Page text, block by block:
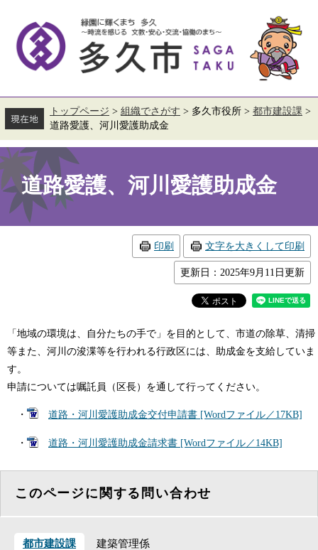
す。
し
て
へ
トップページ > 組織でさがす > 多久市役所 > 都市建設課 >
道路愛護、河川愛護助成金
本
文
道路愛護、河川愛護助成金
印刷 文字を大きくして印刷
更新日：2025年9月11日更新
「地域の環境は、自分たちの手で」を目的として、市道の除草、清掃
等また、河川の浚渫等を行われる行政区には、助成金を支給していま
す。
申請については嘱託員（区長）を通して行ってください。
・ 道路・河川愛護助成金交付申請書 [Wordファイル／17KB]
・ 道路・河川愛護助成金請求書 [Wordファイル／14KB]
このページに関する問い合わせ
都市建設課 建築管理係